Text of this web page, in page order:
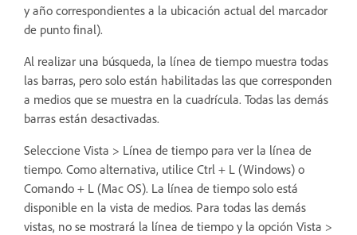
y año correspondientes a la ubicación actual del marcador
de punto final).
Al realizar una búsqueda, la línea de tiempo muestra todas
las barras, pero solo están habilitadas las que corresponden
a medios que se muestra en la cuadrícula. Todas las demás
barras están desactivadas.
Seleccione Vista > Línea de tiempo para ver la línea de
tiempo. Como alternativa, utilice Ctrl + L (Windows) o
Comando + L (Mac OS). La línea de tiempo solo está
disponible en la vista de medios. Para todas las demás
vistas, no se mostrará la línea de tiempo y la opción Vista >